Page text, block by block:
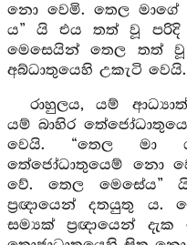
නො වෙමි. තෙල
ය” යි එය තත් වූ පරිදි
මෙසෙයින් තෙල තත් වූ
අබ්ධාතුයෙහි උකැටි
රාහුලය, යම්
යම් බාහිර
වෙයි. “තෙල මා
තේජෝධාතුයෙම් නො
වේ. තෙල
ප්‍රඥායෙන් දතයුතු ය.
සම්‍යක් ප්‍රඥායෙන්